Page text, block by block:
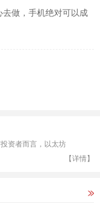
去做，手机绝对可以成
资者而言，以太坊
【详情】